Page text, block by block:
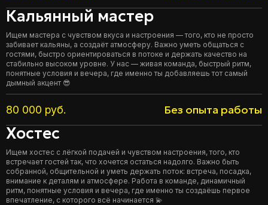
Кальянный мастер
Ищем мастера с чувством вкуса и настроения — того, кто не просто
забивает кальяны, а создаёт атмосферу. Важно уметь общаться с
гостями, быстро ориентироваться в потоке и держать качество на
стабильно высоком уровне. У нас — живая команда, быстрый ритм,
понятные условия и вечера, где именно ты добавляешь тот самый
дымный акцент 😎
80 000 руб. Без опыта работы
Хостес
Ищем хостес с лёгкой подачей и чувством настроения, того, кто
встречает гостей так, что хочется остаться надолго. Важно быть
собранной, общительной и уметь держать поток: встреча, посадка,
внимание к деталям и атмосфере. Работа в команде, динамичный
ритм, понятные условия и вечера, где именно ты создаёшь первое
впечатление, с которого всё начинается 💫